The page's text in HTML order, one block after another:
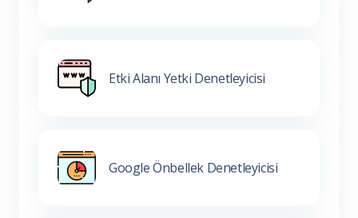
Etki Alanı Yetki Denetleyicisi
Google Önbellek Denetleyicisi